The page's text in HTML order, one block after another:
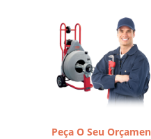
Peça O Seu